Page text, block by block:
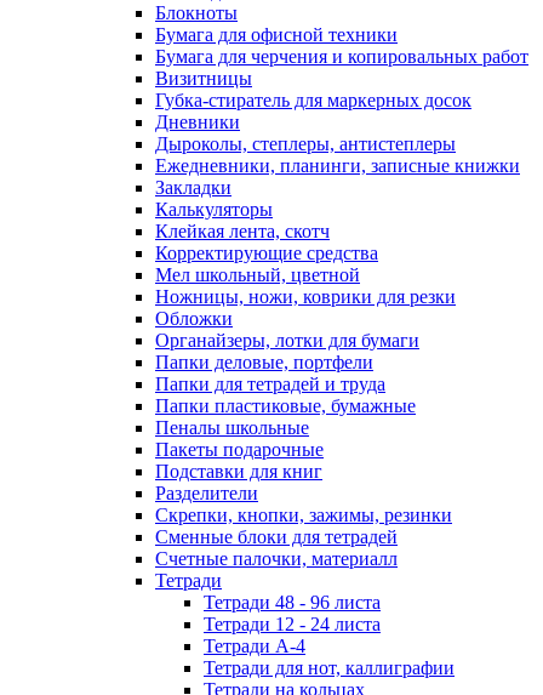
Блокноты
Бумага для офисной техники
Бумага для черчения и копировальных работ
Визитницы
Губка-стиратель для маркерных досок
Дневники
Дыроколы, степлеры, антистеплеры
Ежедневники, планинги, записные книжки
Закладки
Калькуляторы
Клейкая лента, скотч
Корректирующие средства
Мел школьный, цветной
Ножницы, ножи, коврики для резки
Обложки
Органайзеры, лотки для бумаги
Папки деловые, портфели
Папки для тетрадей и труда
Папки пластиковые, бумажные
Пеналы школьные
Пакеты подарочные
Подставки для книг
Разделители
Скрепки, кнопки, зажимы, резинки
Сменные блоки для тетрадей
Счетные палочки, материалл
Тетради
Тетради 48 - 96 листа
Тетради 12 - 24 листа
Тетради А-4
Тетради для нот, каллиграфии
Тетради на кольцах